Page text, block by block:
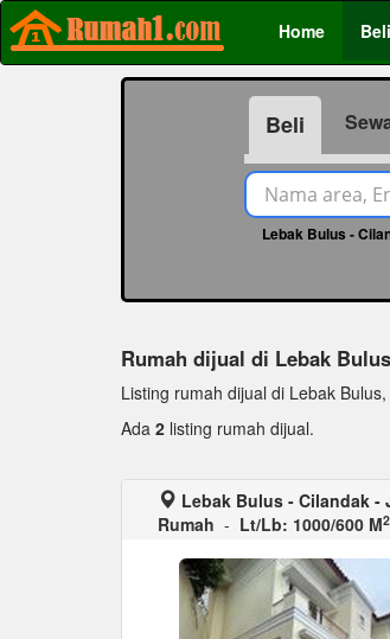
Home Beli
Beli
Lebak Bulus -
Rumah dijual di Lebak
Listing rumah dijual di Lebak
Ada 2 listing rumah dijual.
Lebak Bulus - Cilandak -
Rumah - Lt/Lb: 1000/600 M2